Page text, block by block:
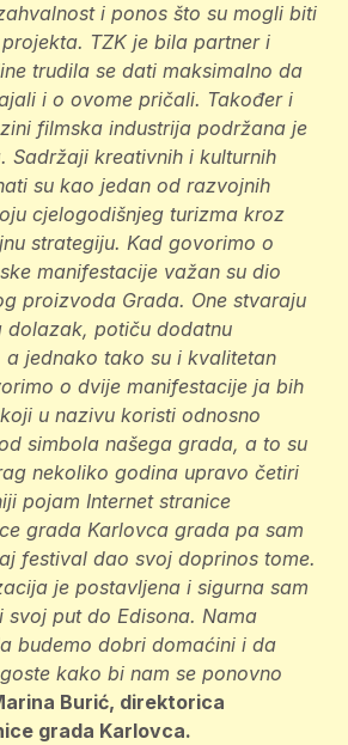
i ponos što su mogli biti
TZK je bila partner i
trudila se dati maksimalno da
i o ovome pričali. Također i
filmska industrija podržana je
Sadržaji kreativnih i kulturnih
su kao jedan od razvojnih
cjelogodišnjeg turizma kroz
strategiju. Kad govorimo o
manifestacije važan su dio
proizvoda Grada. One stvaraju
dolazak, potiču dodatnu
jednako tako su i kvalitetan
o dvije manifestacije ja bih
u nazivu koristi odnosno
simbola našega grada, a to su
nekoliko godina upravo četiri
pojam Internet stranice
grada Karlovca grada pa sam
festival dao svoj doprinos tome.
je postavljena i sigurna sam
svoj put do Edisona. Nama
budemo dobri domaćini i da
kako bi nam se ponovno
Burić, direktorica
grada Karlovca.